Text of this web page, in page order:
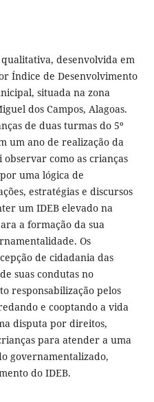
desenvolvida em
Índice de Desenvolvimento
situada na zona
dos Campos, Alagoas.
de duas turmas do 5º
um ano de realização da
como as crianças
uma lógica de
estratégias e discursos
um IDEB elevado na
a formação da sua
Os
de cidadania das
suas condutas no
responsabilização pelos
e cooptando a vida
disputa por direitos,
para atender a uma
governamentalizado,
do IDEB.